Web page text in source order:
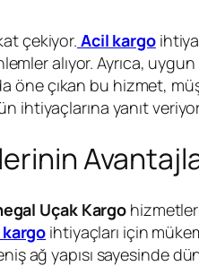
çekiyor. Acil kargo
alıyor. Ayrıca, uygun
öne çıkan bu hizmet,
ihtiyaçlarına yanıt
Uçak Kargo
ihtiyaçları için
ağ yapısı